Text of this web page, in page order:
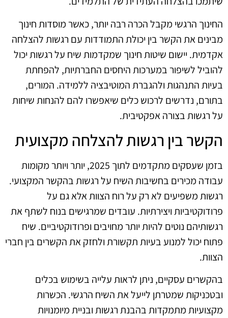
החינוך הרגשי מקבל הכרה רבה יותר, כאשר מוסדות חינוך
מבינים את הקשר בין יכולת התמודדות עם רגשות להצלחה
אקדמית. יישום שיטות חינוך שמקדמות שיח על רגשות יכול
להוביל לשיפור במערכות היחסים החברתיות, להפחתת
בעיות התנהגות ולהגברת המוטיבציה ללמידה. המורים,
בתורם, נדרשים לרכוש כלים שיאפשרו להם להנחות שיחות
על רגשות בצורה אפקטיבית.
הקשר בין רגשות להצלחה מקצועית
בזמן שעסקים מתקדמים לתוך 2025, יותר ויותר מקומות
עבודה מכירים בחשיבות השיח על רגשות בהקשר המקצועי.
רגשות משפיעים לא רק על רוח הצוות אלא גם על
פרודוקטיביות ויצירתיות. עובדים שמרגישים בנוח לשתף את
רגשותיהם נוטים להיות יותר מחויבים ופרודוקטיביים. שיח
פתוח יכול למנוע בעיות תקשורת ולחזק את הקשרים בין חברי
הצוות.
בהקשרים עסקיים, ניתן לראות עלייה בשימוש בכלים
ובטכניקות שמטרתן לייעל את השיח הרגשי. הכשרות
מקצועיות מתמקדות בהבנת רגשות ובניית מיומנויות